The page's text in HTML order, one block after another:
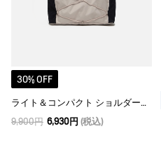
30% OFF
ライト＆コンパクト ショルダーバッグ
9,900円 6,930円 (税込)